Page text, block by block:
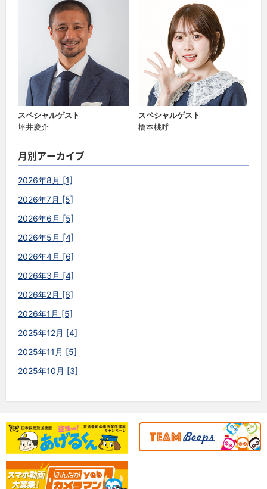
スペシャルゲスト
坪井慶介
スペシャルゲスト
橋本桃呼
月別アーカイブ
2026年8月 [1]
2026年7月 [5]
2026年6月 [5]
2026年5月 [4]
2026年4月 [6]
2026年3月 [4]
2026年2月 [6]
2026年1月 [5]
2025年12月 [4]
2025年11月 [5]
2025年10月 [3]